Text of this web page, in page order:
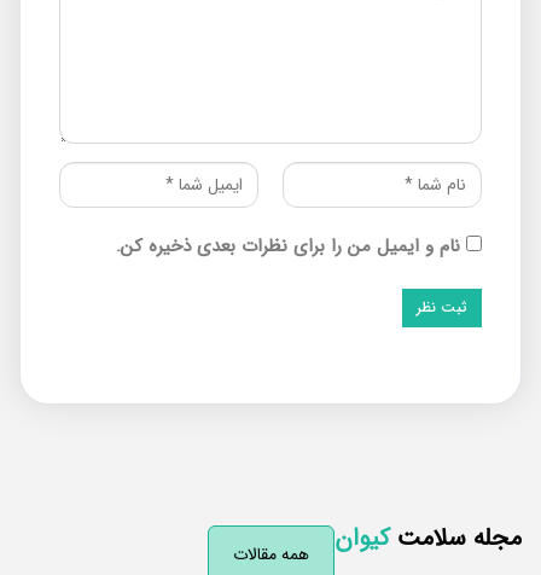
نام و ایمیل من را برای نظرات بعدی ذخیره کن.
سلامتکیوان همه مقالات